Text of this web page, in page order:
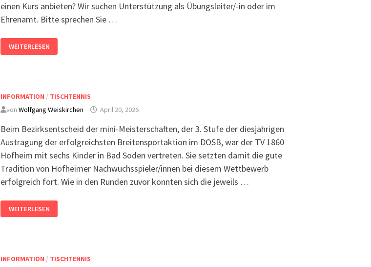
einen Kurs anbieten? Wir suchen Unterstützung als Übungsleiter/-in oder im
Ehrenamt. Bitte sprechen Sie …
WEITERLESEN
INFORMATION / TISCHTENNIS
von Wolfgang Weiskirchen April 20, 2026
Beim Bezirksentscheid der mini-Meisterschaften, der 3. Stufe der diesjährigen
Austragung der erfolgreichsten Breitensportaktion im DOSB, war der TV 1860
Hofheim mit sechs Kinder in Bad Soden vertreten. Sie setzten damit die gute
Tradition von Hofheimer Nachwuchsspieler/innen bei diesem Wettbewerb
erfolgreich fort. Wie in den Runden zuvor konnten sich die jeweils …
WEITERLESEN
INFORMATION / TISCHTENNIS